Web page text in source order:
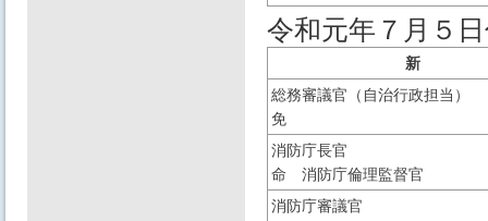
令和元年７月５
新
総務審議官（自治行政担当）
免
消防庁長官
命 消防庁倫理監督官
消防庁審議官